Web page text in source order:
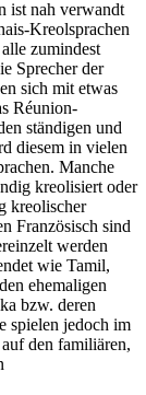
ist nah verwandt
Kreolsprachen
zumindest
Sprecher der
sich mit etwas
Réunion-
ständigen und
diesem in vielen
Manche
kreolisiert oder
kreolischer
Französisch sind
werden
wie Tamil,
ehemaligen
bzw. deren
spielen jedoch im
den familiären,